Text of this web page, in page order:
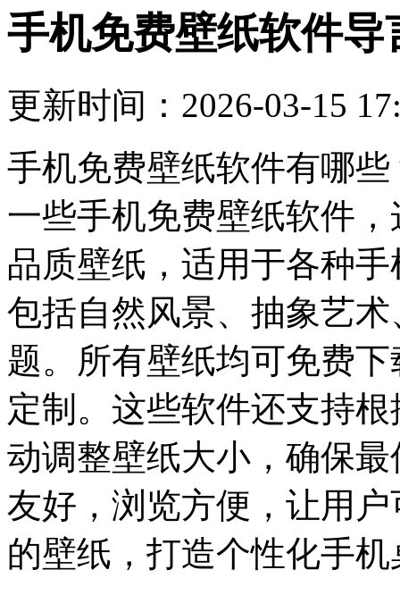
手机免费壁纸软件导
更新时间：2026-03-15
手机免费壁纸软件有哪
一些手机免费壁纸软件
品质壁纸，适用于各种
包括自然风景、抽象艺
题。所有壁纸均可免费
定制。这些软件还支持
动调整壁纸大小，确保
友好，浏览方便，让用
的壁纸，打造个性化手机